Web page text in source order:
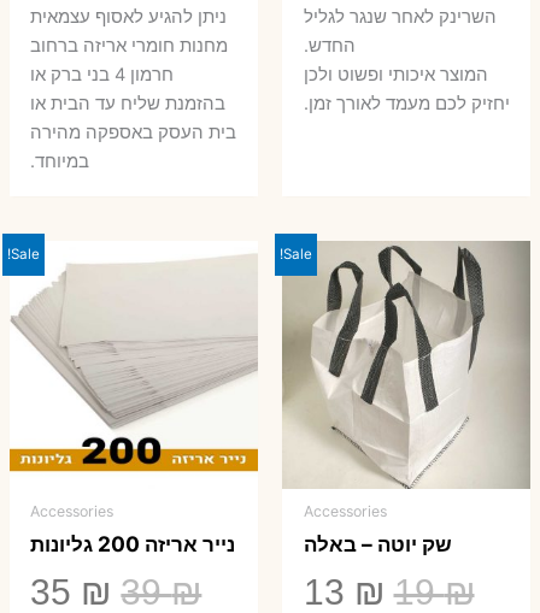
השרינק לאחר שנגר לגליל
החדש.
המוצר איכותי ופשוט ולכן
יחזיק לכם מעמד לאורך זמן.
ניתן להגיע לאסוף עצמאית
מחנות חומרי אריזה ברחוב
חרמון 4 בני ברק או
בהזמנת שליח עד הבית או
בית העסק באספקה מהירה
במיוחד.
Sale!
Accessories
שק יוטה – באלה
19₪
המחיר
13 ₪
Sale!
Accessories
נייר אריזה 200 גליונות
39₪
המחיר
35 ₪